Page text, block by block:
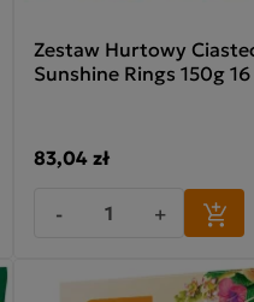
Zestaw Hurtowy
Sunshine Rings 150g
83,04 zł
-
+